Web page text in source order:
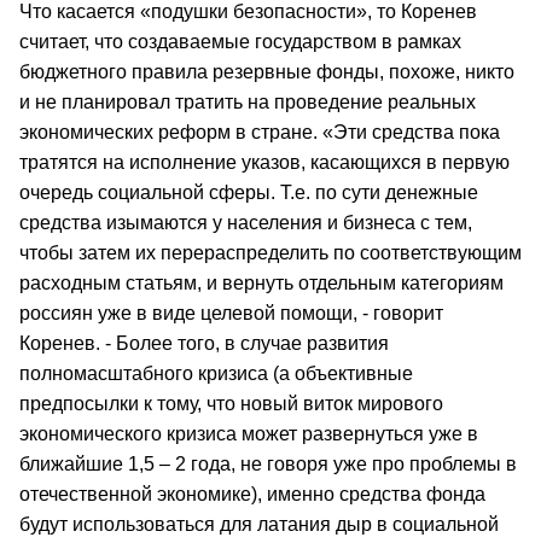
Что касается «подушки безопасности», то Коренев
считает, что создаваемые государством в рамках
бюджетного правила резервные фонды, похоже, никто
и не планировал тратить на проведение реальных
экономических реформ в стране. «Эти средства пока
тратятся на исполнение указов, касающихся в первую
очередь социальной сферы. Т.е. по сути денежные
средства изымаются у населения и бизнеса с тем,
чтобы затем их перераспределить по соответствующим
расходным статьям, и вернуть отдельным категориям
россиян уже в виде целевой помощи, - говорит
Коренев. - Более того, в случае развития
полномасштабного кризиса (а объективные
предпосылки к тому, что новый виток мирового
экономического кризиса может развернуться уже в
ближайшие 1,5 – 2 года, не говоря уже про проблемы в
отечественной экономике), именно средства фонда
будут использоваться для латания дыр в социальной